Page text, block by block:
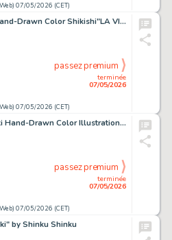
07/05/2026 (CET)
Yun Kouga Hand-Drawn Color Shikishi"LA VIE EN ROSE"
07/05/2026 (CET)
terminée
07/05/2026
passez premium
Kayono Saeki Hand-Drawn Color Illustration"Crimson Ridge"
07/05/2026 (CET)
terminée
07/05/2026
passez premium
by Shinku Shinku